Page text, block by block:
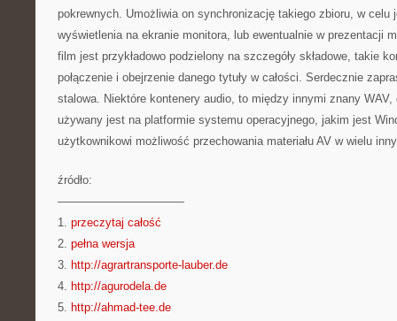
pokrewnych. Umożliwia on synchronizację takiego zbioru, w celu
wyświetlenia na ekranie monitora, lub ewentualnie w prezentacji
film jest przykładowo podzielony na szczegóły składowe, takie
połączenie i obejrzenie danego tytuły w całości. Serdecznie
stalowa. Niektóre kontenery audio, to między innymi znany
używany jest na platformie systemu operacyjnego, jakim jest
użytkownikowi możliwość przechowania materiału AV w wielu
źródło:
———————————
1. przeczytaj całość
2. pełna wersja
3. http://agrartransporte-lauber.de
4. http://agurodela.de
5. http://ahmad-tee.de